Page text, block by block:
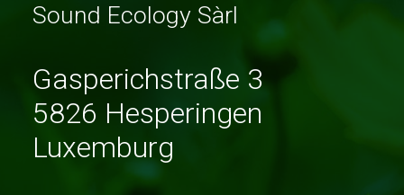
Sound Ecology Sàrl
Gasperichstraße 3
5826 Hesperingen
Luxemburg